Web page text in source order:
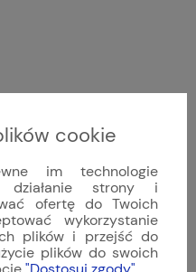
cookie
im technologie
działanie strony i
ofertę do Twoich
wykorzystanie
plików i przejść do
plików do swoich